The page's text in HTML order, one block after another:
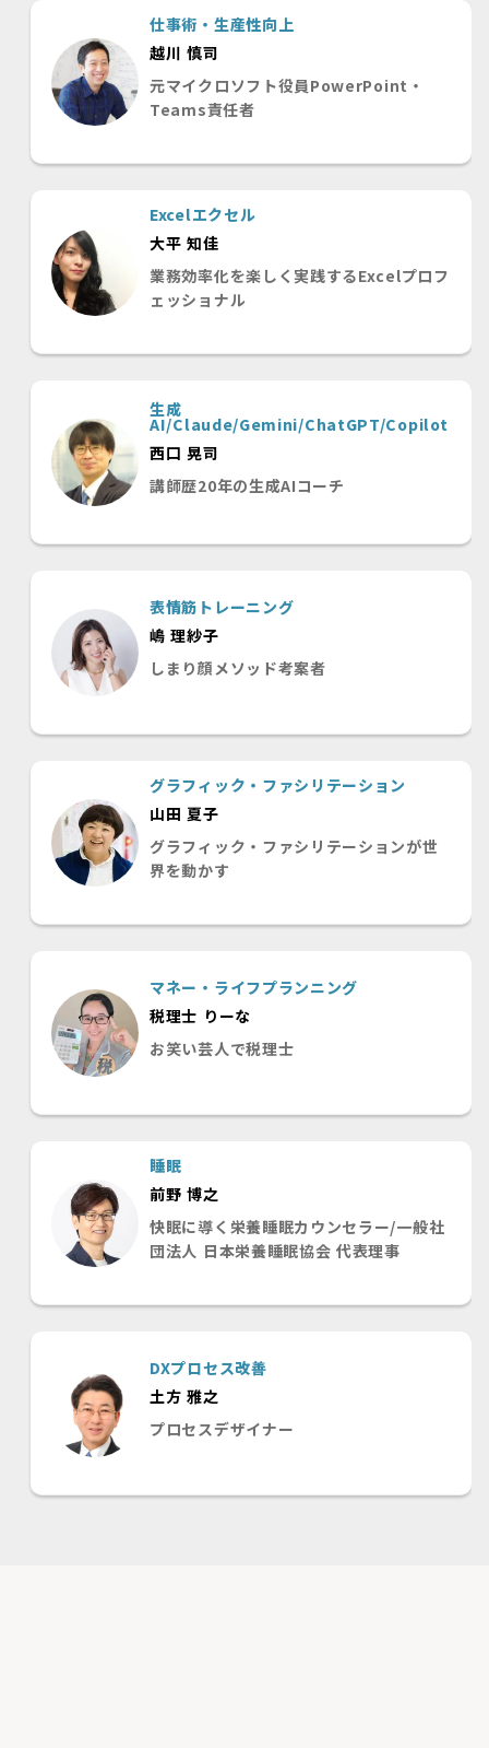
仕事術・生産性向上
越川 慎司
元マイクロソフト役員PowerPoint・
Teams責任者
Excelエクセル
大平 知佳
業務効率化を楽しく実践するExcelプロフ
ェッショナル
生成
AI/Claude/Gemini/ChatGPT/Copilot
西口 晃司
講師歴20年の生成AIコーチ
表情筋トレーニング
嶋 理紗子
しまり顔メソッド考案者
グラフィック・ファシリテーション
山田 夏子
グラフィック・ファシリテーションが世
界を動かす
マネー・ライフプランニング
税理士 りーな
お笑い芸人で税理士
睡眠
前野 博之
快眠に導く栄養睡眠カウンセラー/一般社
団法人 日本栄養睡眠協会 代表理事
DXプロセス改善
土方 雅之
プロセスデザイナー